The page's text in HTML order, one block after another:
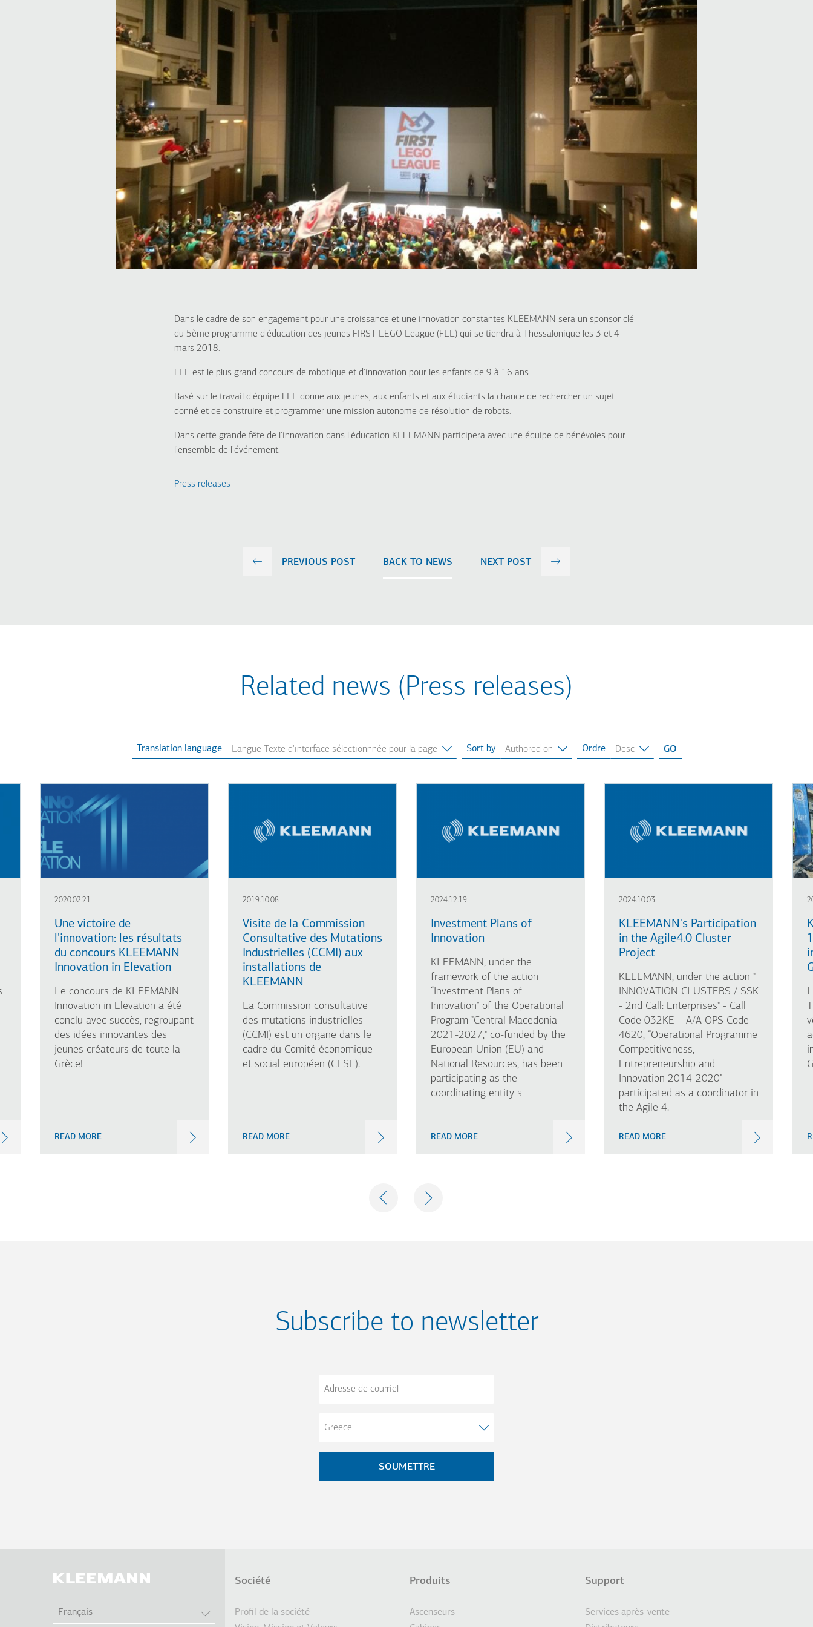
Dans le cadre de son engagement pour une croissance et une innovation constantes KLEEMANN sera un sponsor clé
du 5ème programme d'éducation des jeunes FIRST LEGO League (FLL) qui se tiendra à Thessalonique les 3 et 4
mars 2018.
FLL est le plus grand concours de robotique et d'innovation pour les enfants de 9 à 16 ans.
Basé sur le travail d'équipe FLL donne aux jeunes, aux enfants et aux étudiants la chance de rechercher un sujet
donné et de construire et programmer une mission autonome de résolution de robots.
Dans cette grande fête de l'innovation dans l'éducation KLEEMANN participera avec une équipe de bénévoles pour
l'ensemble de l'événement.
Press releases
PREVIOUS POST BACK TO NEWS NEXT POST
Related news (Press releases)
Translation language Sort by Ordre
2020.02.21
Une victoire de
l'innovation: les résultats
du concours KLEEMANN
Innovation in Elevation
Le concours de KLEEMANN
Innovation in Elevation a été
conclu avec succès, regroupant
des idées innovantes des
jeunes créateurs de toute la
Grèce!
READ MORE
2019.10.08
Visite de la Commission
Consultative des Mutations
Industrielles (CCMI) aux
installations de
KLEEMANN
La Commission consultative
des mutations industrielles
(CCMI) est un organe dans le
cadre du Comité économique
et social européen (CESE).
READ MORE
2024.12.19
Investment Plans of
Innovation
KLEEMANN, under the
framework of the action
“Investment Plans of
Innovation” of the Operational
Program "Central Macedonia
2021-2027," co-funded by the
European Union (EU) and
National Resources, has been
participating as the
coordinating entity s
READ MORE
2024.10.03
KLEEMANN's Participation
in the Agile4.0 Cluster
Project
KLEEMANN, under the action "
INNOVATION CLUSTERS / SSK
- 2nd Call: Enterprises" - Call
Code 032KE – A/A OPS Code
4620, “Operational Programme
Competitiveness,
Entrepreneurship and
Innovation 2014-2020"
participated as a coordinator in
the Agile 4.
READ MORE
Subscribe to newsletter
Adresse
Français
Pied
Société
Profil de la société
Produits
Ascenseurs
Support
Services après-vente